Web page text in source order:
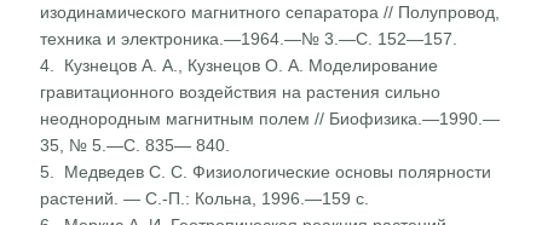
изодинамического магнитного сепаратора // Полупровод,
техника и электро­ника.—1964.—№ 3.—С. 152—157.
4. Кузнецов А. А., Кузнецов О. А. Моделирование
гравитаци­онного воздействия на растения сильно
неоднородным маг­нитным полем // Биофизика.—1990.—
35, № 5.—С. 835— 840.
5. Медведев С. С. Физиологические основы полярности
расте­ний. — С.-П.: Кольна, 1996.—159 с.